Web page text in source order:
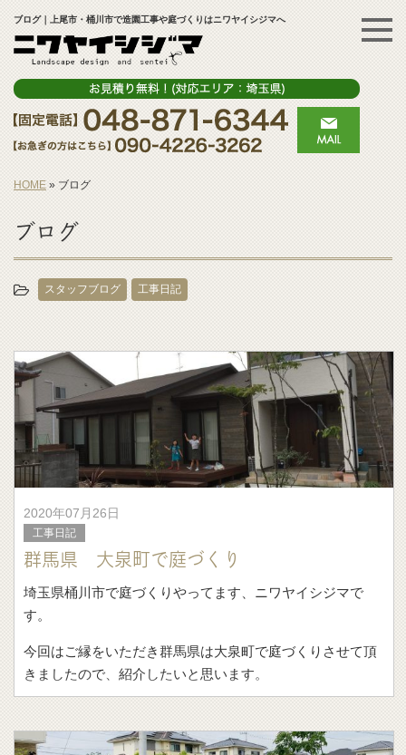
ブログ｜上尾市・桶川市で造園工事や庭づくりはニワヤイシジマへ
HOME » ブログ
ブログ
スタッフブログ 工事日記
2020年07月26日
工事日記
群馬県 大泉町で庭づくり
埼玉県桶川市で庭づくりやってます、ニワヤイシジマで
す。
今回はご縁をいただき群馬県は大泉町で庭づくりさせて頂
きましたので、紹介したいと思います。
かっこいい平屋の住宅。外壁の色